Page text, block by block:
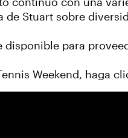
de Stuart sobre
disponible para
Weekend, haga